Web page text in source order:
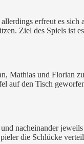
erfreut es
Ziel des Spiels
Mathias und
auf den Tisch
nacheinander
die Schlücke